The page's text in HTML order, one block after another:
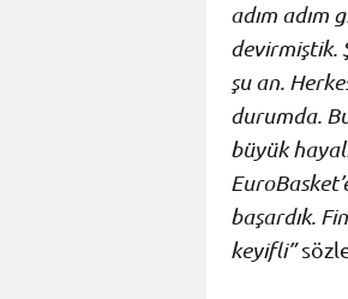
adım adım
devirmiştik.
şu an.
durumda.
büyük
başardık.
keyifli”